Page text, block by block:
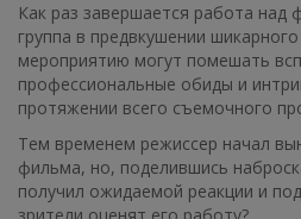
Как раз завершается работа
группа в предвкушении
мероприятию могут помешать
профессиональные обиды и
протяжении всего съемочного
Тем временем режиссер начал
фильма, но, поделившись
получил ожидаемой реакции и